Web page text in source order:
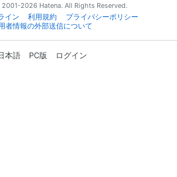
2026 Hatena. All Rights Reserved.
イン 利用規約
プライバシーポリシー
者情報の外部送信について
本語 PC版 ログイン